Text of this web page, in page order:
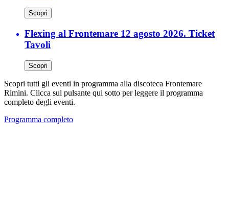
Scopri
Flexing al Frontemare 12 agosto 2026. Ticket
Tavoli
Scopri
Scopri tutti gli eventi in programma alla discoteca Frontemare
Rimini. Clicca sul pulsante qui sotto per leggere il programma
completo degli eventi.
Programma completo